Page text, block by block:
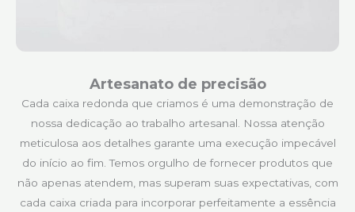
Artesanato de precisão
Cada caixa redonda que criamos é uma demonstração de
nossa dedicação ao trabalho artesanal. Nossa atenção
meticulosa aos detalhes garante uma execução impecável
do início ao fim. Temos orgulho de fornecer produtos que
não apenas atendem, mas superam suas expectativas, com
cada caixa criada para incorporar perfeitamente a essência